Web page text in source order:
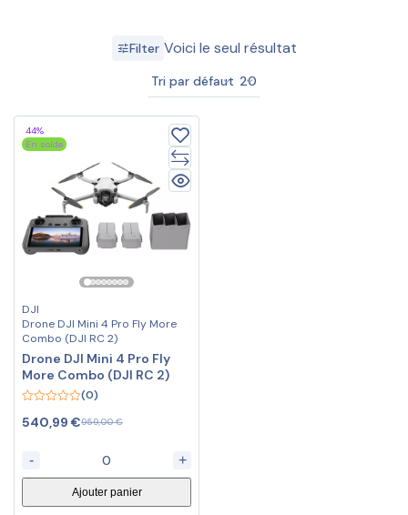
Filter Voici le seul résultat
Tri par défaut 20
44%
En solde
DJI
Drone DJI Mini 4 Pro Fly More
Combo (DJI RC 2)
Drone DJI Mini 4 Pro Fly
More Combo (DJI RC 2)
out
(0)
959,00€
540,99 €
- +
Ajouter panier